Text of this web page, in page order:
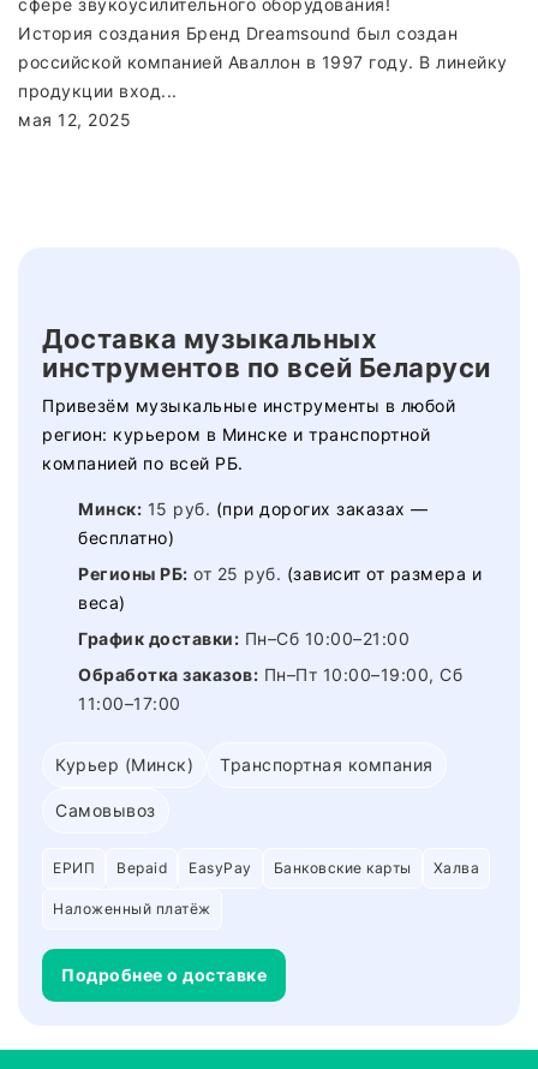
История создания Бренд Dreamsound был создан
российской компанией Аваллон в 1997 году. В линейку
продукции вход...
мая 12, 2025
Доставка музыкальных
инструментов по всей Беларуси
Привезём музыкальные инструменты в любой
регион: курьером в Минске и транспортной
компанией по всей РБ.
Минск: 15 руб. (при дорогих заказах —
бесплатно)
Регионы РБ: от 25 руб. (зависит от размера и
веса)
График доставки: Пн–Сб 10:00–21:00
Обработка заказов: Пн–Пт 10:00–19:00, Сб
11:00–17:00
Курьер (Минск) Транспортная компания
Самовывоз
ЕРИП Bepaid EasyPay Банковские карты Халва
Наложенный платёж
Подробнее о доставке